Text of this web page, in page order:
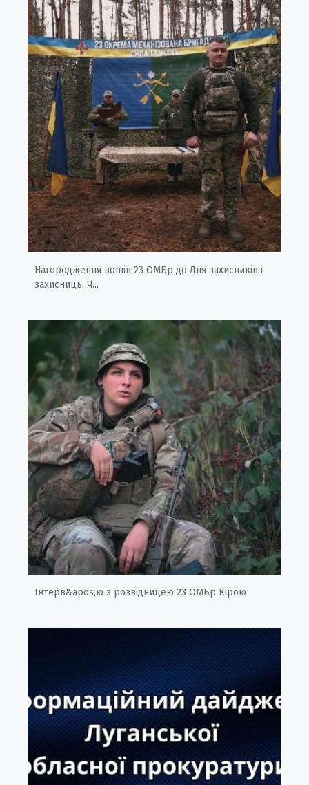
Нагородження воїнів 23 ОМБр до Дня захисників і
захисниць. Ч...
Інтерв&apos;ю з розвідницею 23 ОМБр Кірою